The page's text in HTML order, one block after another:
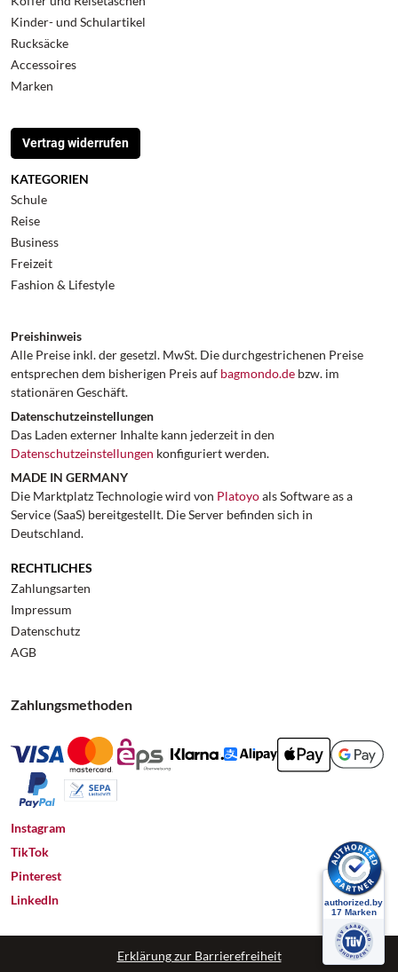
Kinder- und Schulartikel
Rucksäcke
Accessoires
Marken
Vertrag widerrufen
KATEGORIEN
Schule
Reise
Business
Freizeit
Fashion & Lifestyle
Preishinweis
Alle Preise inkl. der gesetzl. MwSt. Die durchgestrichenen Preise
entsprechen dem bisherigen Preis auf bagmondo.de bzw. im
stationären Geschäft.
Datenschutzeinstellungen
Das Laden externer Inhalte kann jederzeit in den
Datenschutzeinstellungen konfiguriert werden.
MADE IN GERMANY
Die Marktplatz Technologie wird von Platoyoals Software as a
Service (SaaS) bereitgestellt. Die Server befinden sich in
Deutschland.
RECHTLICHES
Zahlungsarten
Impressum
Datenschutz
AGB
Zahlungsmethoden
Instagram
TikTok
Pinterest
LinkedIn
Erklärung zur Barrierefreiheit